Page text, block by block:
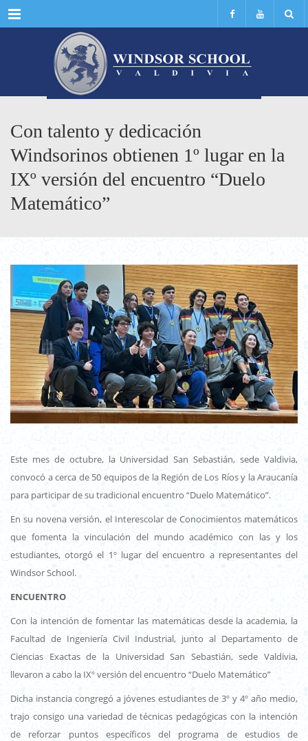
Menu
Con talento y dedicación
Windsorinos obtienen 1º lugar en la
IXº versión del encuentro “Duelo
Matemático”
Este mes de octubre, la Universidad San Sebastián, sede Valdivia,
convocó a cerca de 50 equipos de la Región de Los Ríos y la Araucanía
para participar de su tradicional encuentro “Duelo Matemático”.
En su novena versión, el Interescolar de Conocimientos matemáticos
que fomenta la vinculación del mundo académico con las y los
estudiantes, otorgó el 1º lugar del encuentro a representantes del
Windsor School.
ENCUENTRO
Con la intención de fomentar las matemáticas desde la academia, la
Facultad de Ingeniería Civil Industrial, junto al Departamento de
Ciencias Exactas de la Universidad San Sebastián, sede Valdivia,
llevaron a cabo la IXº versión del encuentro “Duelo Matemático”
Dicha instancia congregó a jóvenes estudiantes de 3º y 4º año medio,
trajo consigo una variedad de técnicas pedagógicas con la intención
de reforzar puntos específicos del programa de estudios de